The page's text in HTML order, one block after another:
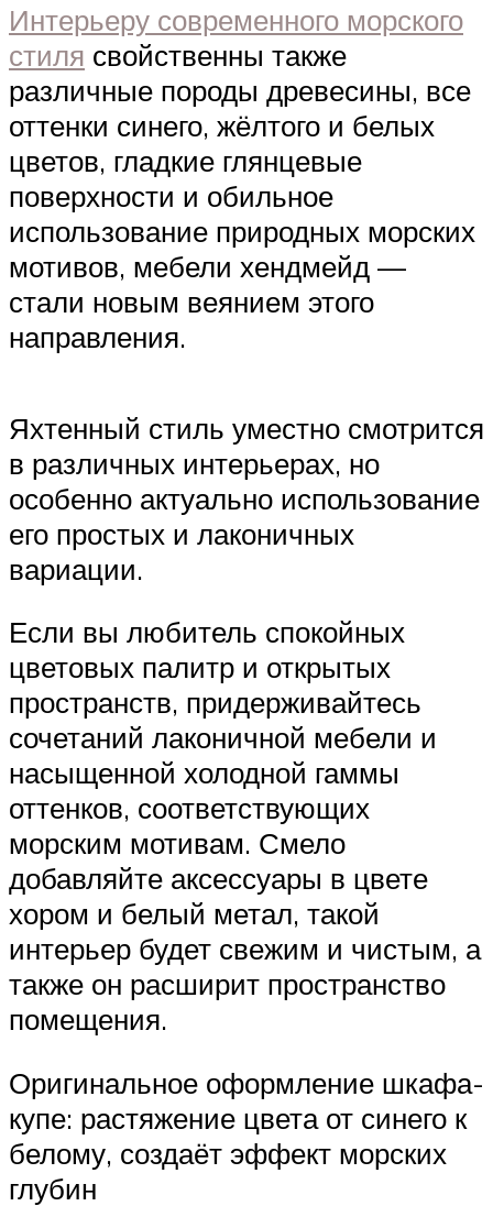
Интерьеру современного морского
стиля свойственны также
различные породы древесины, все
оттенки синего, жёлтого и белых
цветов, гладкие глянцевые
поверхности и обильное
использование природных морских
мотивов, мебели хендмейд —
стали новым веянием этого
направления.
Яхтенный стиль уместно смотрится
в различных интерьерах, но
особенно актуально использование
его простых и лаконичных
вариации.
Если вы любитель спокойных
цветовых палитр и открытых
пространств, придерживайтесь
сочетаний лаконичной мебели и
насыщенной холодной гаммы
оттенков, соответствующих
морским мотивам. Смело
добавляйте аксессуары в цвете
хором и белый метал, такой
интерьер будет свежим и чистым, а
также он расширит пространство
помещения.
Оригинальное оформление шкафа-
купе: растяжение цвета от синего к
белому, создаёт эффект морских
глубин